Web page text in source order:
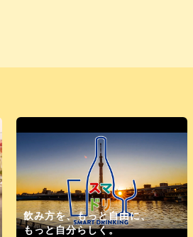
飲み方を、もっと自由に、
もっと自分らしく。